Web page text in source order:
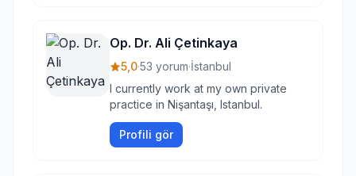
Op. Dr. Ali Çetinkaya
5,0·53 yorum·İstanbul
I currently work at my own private
practice in Nişantaşı, Istanbul.
Profili gör